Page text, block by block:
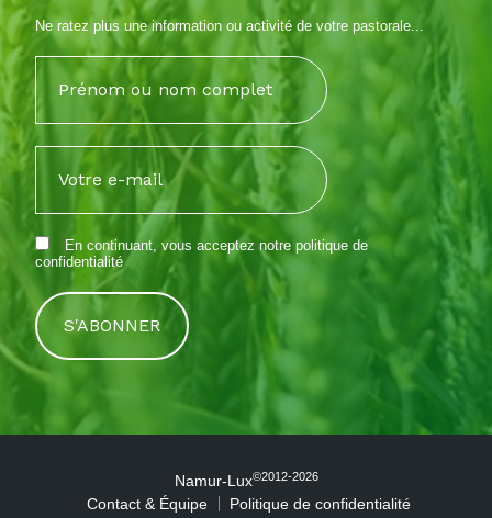
Ne ratez plus une information ou activité de votre pastorale...
En continuant, vous acceptez notre politique de
confidentialité
Namur-Lux©2012-2026
Contact & Équipe Politique de confidentialité